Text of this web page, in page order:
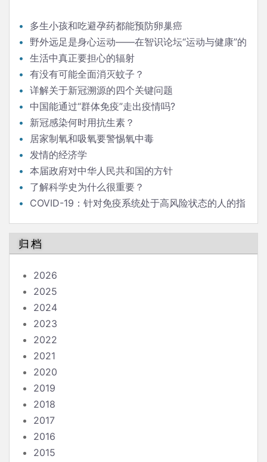
多生小孩和吃避孕药都能预防卵巢癌
野外远足是身心运动——在智识论坛“运动与健康”的
发言生活中真正要担心的辐射
有没有可能全面消灭蚊子？
详解关于新冠溯源的四个关键问题
中国能通过“群体免疫”走出疫情吗?
新冠感染何时用抗生素？
居家制氧和吸氧要警惕氧中毒
发情的经济学
本届政府对中华人民共和国的方针
了解科学史为什么很重要？
COVID-19：针对免疫系统处于高风险状态的人的指
归档
2026
2025
2024
2023
2022
2021
2020
2019
2018
2017
2016
2015